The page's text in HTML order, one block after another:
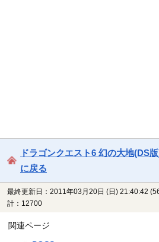
ドラゴンクエスト6 幻の大地(DS
に戻る
最終更新日：2011年03月20日 (日) 21:40:42
計：12700
関連ページ